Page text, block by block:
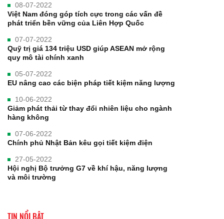
08-07-2022
Việt Nam đóng góp tích cực trong các vấn đề
phát triển bền vững của Liên Hợp Quốc
07-07-2022
Quỹ trị giá 134 triệu USD giúp ASEAN mở rộng
quy mô tài chính xanh
05-07-2022
EU nâng cao các biện pháp tiết kiệm năng lượng
10-06-2022
Giảm phát thải từ thay đổi nhiên liệu cho ngành
hàng không
07-06-2022
Chính phủ Nhật Bản kêu gọi tiết kiệm điện
27-05-2022
Hội nghị Bộ trưởng G7 về khí hậu, năng lượng
và môi trường
TIN NỔI BẬT